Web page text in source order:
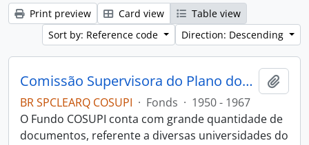
Print preview Card view
Table view
Sort by: Reference code
Direction: Descending
Comissão Supervisora do Plano dos Institutos (COSUPI)
BR SPCLEARQ COSUPI · Fonds · 1950 - 1967
O Fundo COSUPI conta com grande quantidade de
documentos, referente a diversas universidades do